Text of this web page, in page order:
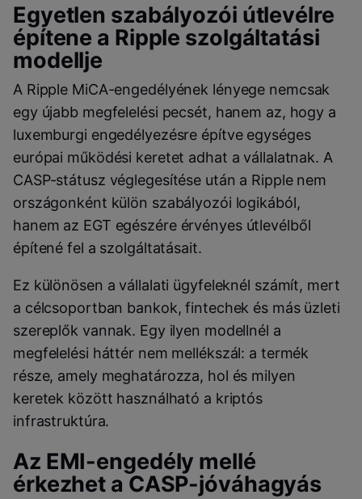
Egyetlen szabályozói útlevélre
építene a Ripple szolgáltatási
modellje
A Ripple MiCA-engedélyének lényege nemcsak
egy újabb megfelelési pecsét, hanem az, hogy a
luxemburgi engedélyezésre építve egységes
európai működési keretet adhat a vállalatnak. A
CASP-státusz véglegesítése után a Ripple nem
országonként külön szabályozói logikából,
hanem az EGT egészére érvényes útlevélből
építené fel a szolgáltatásait.
Ez különösen a vállalati ügyfeleknél számít, mert
a célcsoportban bankok, fintechek és más üzleti
szereplők vannak. Egy ilyen modellnél a
megfelelési háttér nem mellékszál: a termék
része, amely meghatározza, hol és milyen
keretek között használható a kriptós
infrastruktúra.
Az EMI-engedély mellé
érkezhet a CASP-jóváhagyás